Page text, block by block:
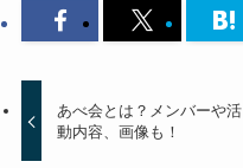
あべ会とは？メンバーや活
動内容、画像も！